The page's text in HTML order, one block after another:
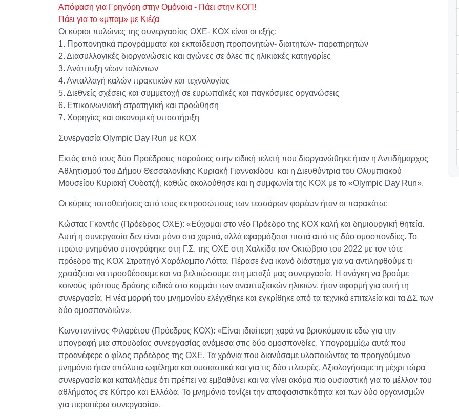
Απόφαση για Γρηγόρη στην Ομόνοια - Πάει στην ΚΟΠ!
Πάει για το «μπαμ» με Κιέζα
Οι κύριοι πυλώνες της συνεργασίας ΟΧΕ- ΚΟΧ είναι οι εξής:
1. Προπονητικά προγράμματα και εκπαίδευση προπονητών- διαιτητών- παρατηρητών
2. Διασυλλογικές διοργανώσεις και αγώνες σε όλες τις ηλικιακές κατηγορίες
3. Ανάπτυξη νέων ταλέντων
4. Ανταλλαγή καλών πρακτικών και τεχνολογίας
5. Διεθνείς σχέσεις και συμμετοχή σε ευρωπαϊκές και παγκόσμιες οργανώσεις
6. Επικοινωνιακή στρατηγική και προώθηση
7. Χορηγίες και οικονομική υποστήριξη
Συνεργασία Olympic Day Run με ΚΟΧ
Εκτός από τους δύο Προέδρους παρούσες στην ειδική τελετή που διοργανώθηκε ήταν η Αντιδήμαρχος
Αθλητισμού του Δήμου Θεσσαλονίκης Κυριακή Γιαννακίδου και η Διευθύντρια του Ολυμπιακού
Μουσείου Κυριακή Ουδατζή, καθώς ακολούθησε και η συμφωνία της ΚΟΧ με το «Οlympic Day Run».
Οι κύριες τοποθετήσεις από τους εκπροσώπους των τεσσάρων φορέων ήταν οι παρακάτω:
Κώστας Γκαντής (Πρόεδρος ΟΧΕ): «Εύχομαι στο νέο Πρόεδρο της ΚΟΧ καλή και δημιουργική θητεία.
Αυτή η συνεργασία δεν είναι μόνο στα χαρτιά, αλλά εφαρμόζεται πιστά από τις δύο ομοσπονδίες. Το
πρώτο μνημόνιο υπογράφηκε στη Γ.Σ. της ΟΧΕ στη Χαλκίδα τον Οκτώβριο του 2022 με τον τότε
πρόεδρο της ΚΟΧ Στρατηγό Χαράλαμπο Λόττα. Πέρασε ένα ικανό διάστημα για να αντιληφθούμε τι
χρειάζεται να προσθέσουμε και να βελτιώσουμε στη μεταξύ μας συνεργασία. Η ανάγκη να βρούμε
κοινούς τρόπους δράσης ειδικά στο κομμάτι των αναπτυξιακών ηλικιών, ήταν αφορμή για αυτή τη
συνεργασία. Η νέα μορφή του μνημονίου ελέγχθηκε και εγκρίθηκε από τα τεχνικά επιτελεία και τα ΔΣ των
δύο ομοσπονδιών».
Κωνσταντίνος Φιλαρέτου (Πρόεδρος ΚΟΧ): «Είναι ιδιαίτερη χαρά να βρισκόμαστε εδώ για την
υπογραφή μια σπουδαίας συνεργασίας ανάμεσα στις δύο ομοσπονδίες. Υπογραμμίζω αυτά που
προανέφερε ο φίλος πρόεδρος της ΟΧΕ. Τα χρόνια που διανύσαμε υλοποιώντας το προηγούμενο
μνημόνιο ήταν απόλυτα ωφέλημα και ουσιαστικά και για τις δύο πλευρές. Αξιολογήσαμε τη μέχρι τώρα
συνεργασία και καταλήξαμε ότι πρέπει να εμβαθύνει και να γίνει ακόμα πιο ουσιαστική για το μέλλον του
αθλήματος σε Κύπρο και Ελλάδα. Το μνημόνιο τονίζει την αποφασιστικότητα και των δύο οργανισμών
για περαιτέρω συνεργασία».